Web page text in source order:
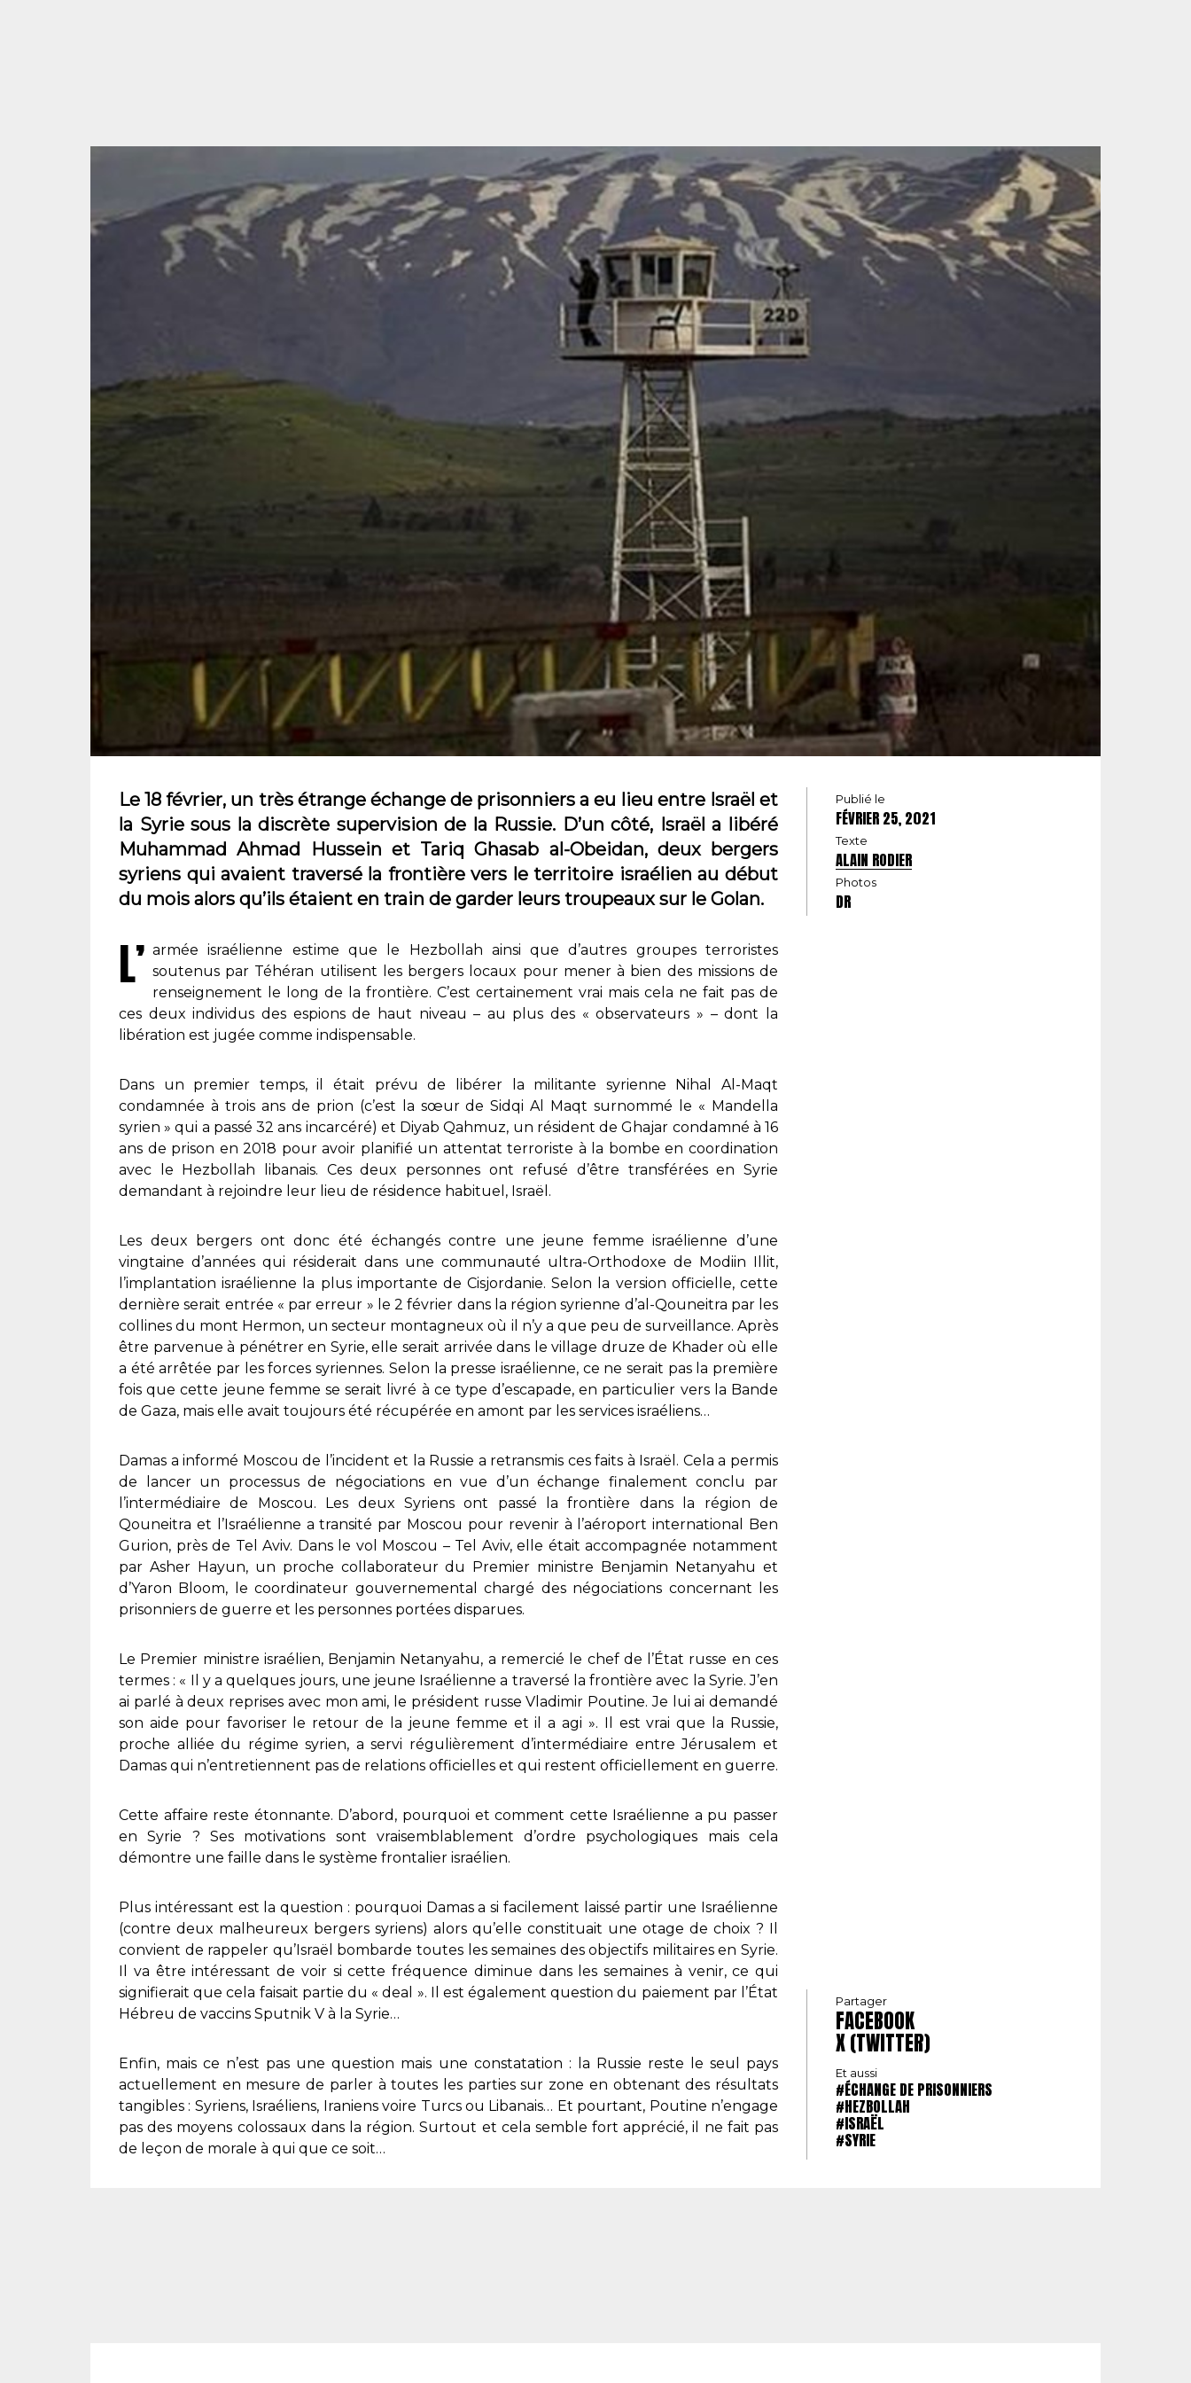
Le 18 février, un très étrange échange de prisonniers a eu lieu entre Israël et
la Syrie sous la discrète supervision de la Russie. D’un côté, Israël a libéré
Muhammad Ahmad Hussein et Tariq Ghasab al-Obeidan, deux bergers
syriens qui avaient traversé la frontière vers le territoire israélien au début
du mois alors qu’ils étaient en train de garder leurs troupeaux sur le Golan.
L’ armée israélienne estime que le Hezbollah ainsi que d’autres groupes terroristes
soutenus par Téhéran utilisent les bergers locaux pour mener à bien des missions de
renseignement le long de la frontière. C’est certainement vrai mais cela ne fait pas de
ces deux individus des espions de haut niveau – au plus des « observateurs » – dont la
libération est jugée comme indispensable.
Dans un premier temps, il était prévu de libérer la militante syrienne Nihal Al-Maqt
condamnée à trois ans de prion (c’est la sœur de Sidqi Al Maqt surnommé le « Mandella
syrien » qui a passé 32 ans incarcéré) et Diyab Qahmuz, un résident de Ghajar condamné à 16
ans de prison en 2018 pour avoir planifié un attentat terroriste à la bombe en coordination
avec le Hezbollah libanais. Ces deux personnes ont refusé d’être transférées en Syrie
demandant à rejoindre leur lieu de résidence habituel, Israël.
Les deux bergers ont donc été échangés contre une jeune femme israélienne d’une
vingtaine d’années qui résiderait dans une communauté ultra-Orthodoxe de Modiin Illit,
l’implantation israélienne la plus importante de Cisjordanie. Selon la version officielle, cette
dernière serait entrée « par erreur » le 2 février dans la région syrienne d’al-Qouneitra par les
collines du mont Hermon, un secteur montagneux où il n’y a que peu de surveillance. Après
être parvenue à pénétrer en Syrie, elle serait arrivée dans le village druze de Khader où elle
a été arrêtée par les forces syriennes. Selon la presse israélienne, ce ne serait pas la première
fois que cette jeune femme se serait livré à ce type d’escapade, en particulier vers la Bande
de Gaza, mais elle avait toujours été récupérée en amont par les services israéliens…
Damas a informé Moscou de l’incident et la Russie a retransmis ces faits à Israël. Cela a permis
de lancer un processus de négociations en vue d’un échange finalement conclu par
l’intermédiaire de Moscou. Les deux Syriens ont passé la frontière dans la région de
Qouneitra et l’Israélienne a transité par Moscou pour revenir à l’aéroport international Ben
Gurion, près de Tel Aviv. Dans le vol Moscou – Tel Aviv, elle était accompagnée notamment
par Asher Hayun, un proche collaborateur du Premier ministre Benjamin Netanyahu et
d’Yaron Bloom, le coordinateur gouvernemental chargé des négociations concernant les
prisonniers de guerre et les personnes portées disparues.
Le Premier ministre israélien, Benjamin Netanyahu, a remercié le chef de l’État russe en ces
termes : « Il y a quelques jours, une jeune Israélienne a traversé la frontière avec la Syrie. J’en
ai parlé à deux reprises avec mon ami, le président russe Vladimir Poutine. Je lui ai demandé
son aide pour favoriser le retour de la jeune femme et il a agi ». Il est vrai que la Russie,
proche alliée du régime syrien, a servi régulièrement d’intermédiaire entre Jérusalem et
Damas qui n’entretiennent pas de relations officielles et qui restent officiellement en guerre.
Cette affaire reste étonnante. D’abord, pourquoi et comment cette Israélienne a pu passer
en Syrie ? Ses motivations sont vraisemblablement d’ordre psychologiques mais cela
démontre une faille dans le système frontalier israélien.
Plus intéressant est la question : pourquoi Damas a si facilement laissé partir une Israélienne
(contre deux malheureux bergers syriens) alors qu’elle constituait une otage de choix ? Il
convient de rappeler qu’Israël bombarde toutes les semaines des objectifs militaires en Syrie.
Il va être intéressant de voir si cette fréquence diminue dans les semaines à venir, ce qui
signifierait que cela faisait partie du « deal ». Il est également question du paiement par l’État
Hébreu de vaccins Sputnik V à la Syrie…
Enfin, mais ce n’est pas une question mais une constatation : la Russie reste le seul pays
actuellement en mesure de parler à toutes les parties sur zone en obtenant des résultats
tangibles : Syriens, Israéliens, Iraniens voire Turcs ou Libanais… Et pourtant, Poutine n’engage
pas des moyens colossaux dans la région. Surtout et cela semble fort apprécié, il ne fait pas
de leçon de morale à qui que ce soit…
Publié le
FÉVRIER 25, 2021
Texte
ALAIN RODIER
Photos
DR
Partager
FACEBOOK
X (TWITTER)
Et aussi
#ÉCHANGE DE PRISONNIERS
#HEZBOLLAH
#ISRAËL
#SYRIE